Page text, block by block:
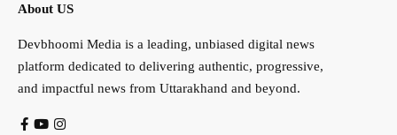
About US
Devbhoomi Media is a leading, unbiased digital news
platform dedicated to delivering authentic, progressive,
and impactful news from Uttarakhand and beyond.